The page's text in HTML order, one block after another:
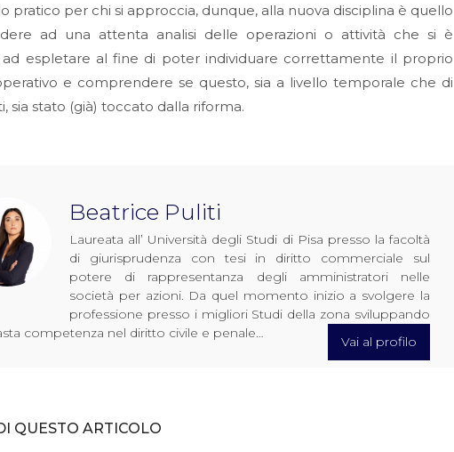
pratico per chi si approccia, dunque, alla nuova disciplina è quello
ad una attenta analisi delle operazioni o attività che si è
ad espletare al fine di poter individuare correttamente il proprio
e comprendere se questo, sia a livello temporale che di
sia stato (già) toccato dalla riforma.
Beatrice Puliti
Laureata all’ Università degli Studi di Pisa presso la facoltà
di giurisprudenza con tesi in diritto commerciale sul
potere di rappresentanza degli amministratori nelle
società per azioni. Da quel momento inizio a svolgere la
professione presso i migliori Studi della zona sviluppando
competenza nel diritto civile e penale…
Vai al profilo
QUESTO ARTICOLO